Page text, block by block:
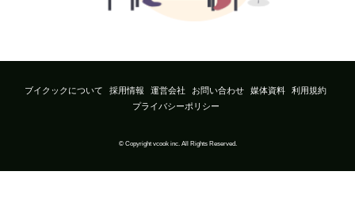
ブイクックについて 採用情報 運営会社 お問い合わせ 媒体資料
利用規約
プライバシーポリシー
© Copyright vcook inc. All Rights Reserved.